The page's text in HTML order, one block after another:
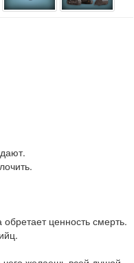
ценность смерть.